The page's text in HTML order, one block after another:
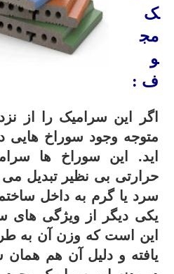
ک
مج
و
ف :
اگر این سرامیک را از
متوجه وجود سوراخ هایی
اید. این سوراخ ها
حرارتی بی نظیر تبدیل می
سرد یا گرم به داخل
یکی دیگر از ویژگی
این است که وزن آن به
یافته و دلیل آن هم